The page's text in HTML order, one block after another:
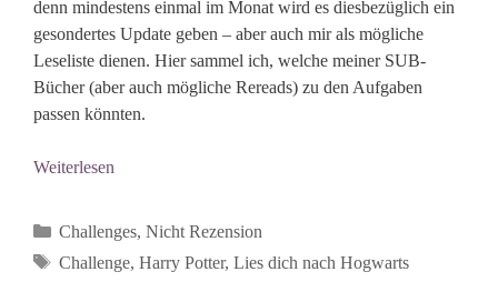
denn mindestens einmal im Monat wird es diesbezüglich ein
gesondertes Update geben – aber auch mir als mögliche
Leseliste dienen. Hier sammel ich, welche meiner SUB-
Bücher (aber auch mögliche Rereads) zu den Aufgaben
passen könnten.
Weiterlesen
Kategorien
Challenges, Nicht Rezension
Schlagwörter
Challenge, Harry Potter, Lies dich nach Hogwarts